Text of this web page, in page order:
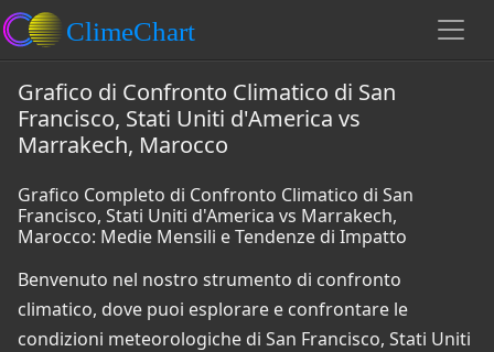
Grafico di Confronto Climatico di San
Francisco, Stati Uniti d'America vs
Marrakech, Marocco
Grafico Completo di Confronto Climatico di San
Francisco, Stati Uniti d'America vs Marrakech,
Marocco: Medie Mensili e Tendenze di Impatto
Benvenuto nel nostro strumento di confronto
climatico, dove puoi esplorare e confrontare le
condizioni meteorologiche di San Francisco, Stati Uniti